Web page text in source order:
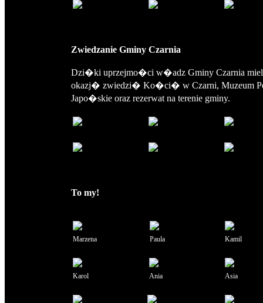
Zwiedzanie Gminy Czarnia
Dzi�ki uprzejmo�ci w�adz Gminy Czarnia
okazj� zwiedzi� Ko�ci� w Czarni, Muzeum
Japo�skie oraz rezerwat na terenie gminy.
To my!
Marzena Paula Kamil
Karol Ania Asia